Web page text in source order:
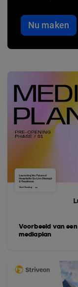
Nu maken
Voorbeeld van een
mediaplan